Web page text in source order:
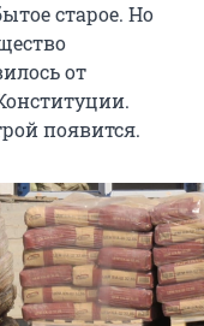
старое. Но
от
появится.